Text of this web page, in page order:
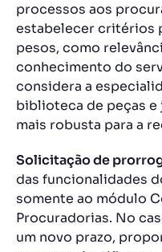
processos aos
estabelecer critérios
pesos, como
conhecimento do
considera a
biblioteca de peças
mais robusta para a
Solicitação de
das funcionalidades
somente ao módulo
Procuradorias. No
um novo prazo,